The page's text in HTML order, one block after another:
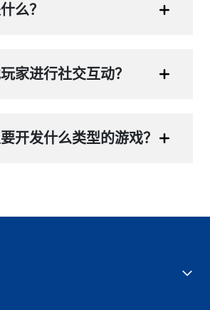
么？
家进行社交互动？
开发什么类型的游戏？